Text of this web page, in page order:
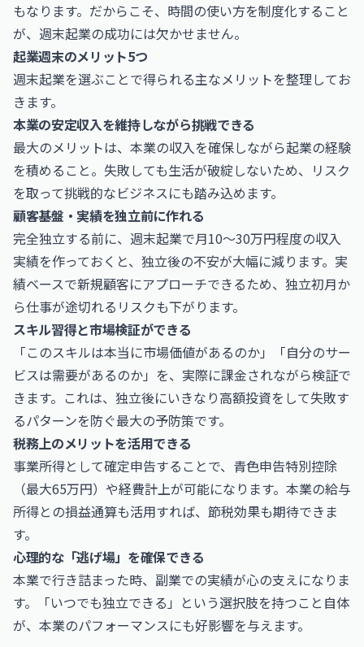
もなります。だからこそ、時間の使い方を制度化すること
が、週末起業の成功には欠かせません。
起業週末のメリット5つ
週末起業を選ぶことで得られる主なメリットを整理してお
きます。
本業の安定収入を維持しながら挑戦できる
最大のメリットは、本業の収入を確保しながら起業の経験
を積めること。失敗しても生活が破綻しないため、リスク
を取って挑戦的なビジネスにも踏み込めます。
顧客基盤・実績を独立前に作れる
完全独立する前に、週末起業で月10〜30万円程度の収入
実績を作っておくと、独立後の不安が大幅に減ります。実
績ベースで新規顧客にアプローチできるため、独立初月か
ら仕事が途切れるリスクも下がります。
スキル習得と市場検証ができる
「このスキルは本当に市場価値があるのか」「自分のサー
ビスは需要があるのか」を、実際に課金されながら検証で
きます。これは、独立後にいきなり高額投資をして失敗す
るパターンを防ぐ最大の予防策です。
税務上のメリットを活用できる
事業所得として確定申告することで、青色申告特別控除
（最大65万円）や経費計上が可能になります。本業の給与
所得との損益通算も活用すれば、節税効果も期待できま
す。
心理的な「逃げ場」を確保できる
本業で行き詰まった時、副業での実績が心の支えになりま
す。「いつでも独立できる」という選択肢を持つこと自体
が、本業のパフォーマンスにも好影響を与えます。